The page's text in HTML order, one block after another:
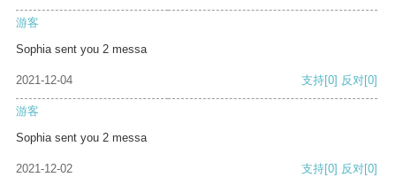
游客
Sophia sent you 2 messa
2021-12-04 支持[0] 反对[0]
游客
Sophia sent you 2 messa
2021-12-02 支持[0] 反对[0]